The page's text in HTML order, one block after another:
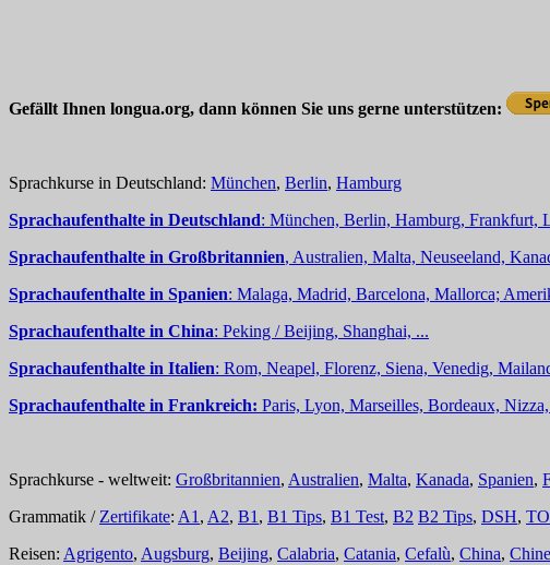
Gefällt Ihnen longua.org, dann können Sie uns gerne unterstützen:
Sprachkurse in Deutschland: München, Berlin, Hamburg
Sprachaufenthalte in Deutschland: München, Berlin, Hamburg, Frankfurt,
Sprachaufenthalte in Großbritannien, Australien, Malta, Neuseeland,
Sprachaufenthalte in Spanien: Malaga, Madrid, Barcelona, Mallorca;
Sprachaufenthalte in China: Peking / Beijing, Shanghai, ...
Sprachaufenthalte in Italien: Rom, Neapel, Florenz, Siena, Venedig,
Sprachaufenthalte in Frankreich: Paris, Lyon, Marseilles, Bordeaux,
Sprachkurse - weltweit: Großbritannien, Australien, Malta, Kanada, Spanien,
Grammatik / Zertifikate: A1 , A2, B1 , B1 Tips, B1 Test, B2 B2 Tips, DSH,
Reisen: Agrigento, Augsburg, Beijing, Calabria, Catania, Cefalù, China,